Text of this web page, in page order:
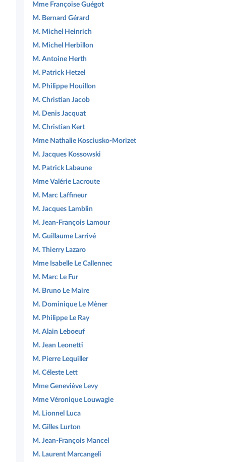
Mme Françoise Guégot
M. Bernard Gérard
M. Michel Heinrich
M. Michel Herbillon
M. Antoine Herth
M. Patrick Hetzel
M. Philippe Houillon
M. Christian Jacob
M. Denis Jacquat
M. Christian Kert
Mme Nathalie Kosciusko-Morizet
M. Jacques Kossowski
M. Patrick Labaune
Mme Valérie Lacroute
M. Marc Laffineur
M. Jacques Lamblin
M. Jean-François Lamour
M. Guillaume Larrivé
M. Thierry Lazaro
Mme Isabelle Le Callennec
M. Marc Le Fur
M. Bruno Le Maire
M. Dominique Le Mèner
M. Philippe Le Ray
M. Alain Leboeuf
M. Jean Leonetti
M. Pierre Lequiller
M. Céleste Lett
Mme Geneviève Levy
Mme Véronique Louwagie
M. Lionnel Luca
M. Gilles Lurton
M. Jean-François Mancel
M. Laurent Marcangeli